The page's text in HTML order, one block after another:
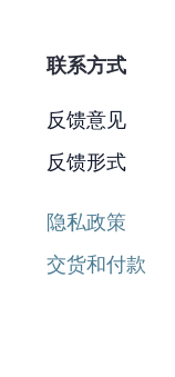
联系方式
反馈意见
反馈形式
隐私政策
交货和付款